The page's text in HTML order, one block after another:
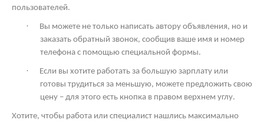
пользователей.
·
Вы можете не только написать автору объявления, но и
заказать обратный звонок, сообщив ваше имя и номер
телефона с помощью специальной формы.
·
Если вы хотите работать за большую зарплату или
готовы трудиться за меньшую, можете предложить свою
цену – для этого есть кнопка в правом верхнем углу.
Хотите, чтобы работа или специалист нашлись максимально